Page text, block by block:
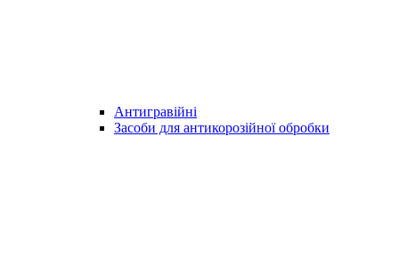
Антигравійні
Засоби для антикорозійної обробки